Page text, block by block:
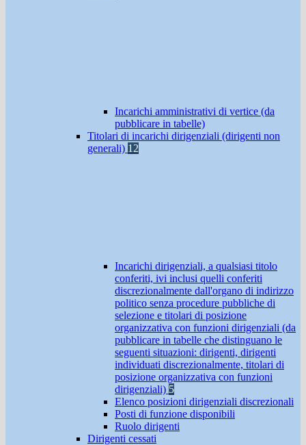
Incarichi amministrativi di vertice (da
pubblicare in tabelle)
Titolari di incarichi dirigenziali (dirigenti non
generali) 12
Incarichi dirigenziali, a qualsiasi titolo
conferiti, ivi inclusi quelli conferiti
discrezionalmente dall'organo di indirizzo
politico senza procedure pubbliche di
selezione e titolari di posizione
organizzativa con funzioni dirigenziali (da
pubblicare in tabelle che distinguano le
seguenti situazioni: dirigenti, dirigenti
individuati discrezionalmente, titolari di
posizione organizzativa con funzioni
dirigenziali) 5
Elenco posizioni dirigenziali discrezionali
Posti di funzione disponibili
Ruolo dirigenti
Dirigenti cessati